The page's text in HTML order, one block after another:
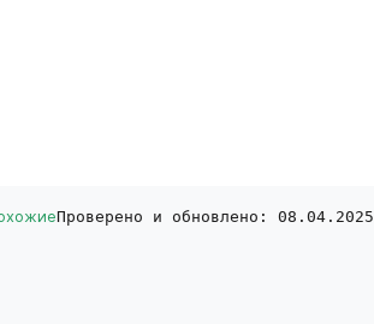
Проверено и обновлено: 08.04.2025